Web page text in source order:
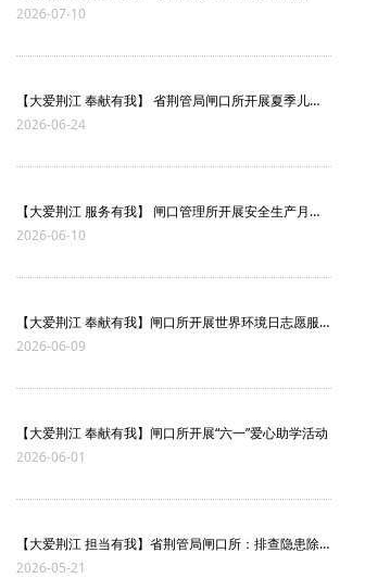
2026-07-10
【大爱荆江 奉献有我】 省荆管局闸口所开展夏季儿童防溺水宣传活动
2026-06-24
【大爱荆江 服务有我】 闸口管理所开展安全生产月消防演练
2026-06-10
【大爱荆江 奉献有我】闸口所开展世界环境日志愿服务活动
2026-06-09
【大爱荆江 奉献有我】闸口所开展“六一”爱心助学活动
2026-06-01
【大爱荆江 担当有我】省荆管局闸口所：排查隐患除风险 筑牢安全防护网
2026-05-21